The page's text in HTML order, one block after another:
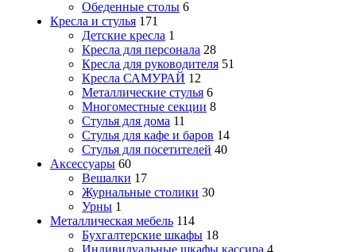
Обеденные столы 6
Кресла и стулья 171
Детские кресла 1
Кресла для персонала 28
Кресла для руководителя 51
Кресла САМУРАЙ 12
Металлические стулья 6
Многоместные секции 8
Стулья для дома 11
Стулья для кафе и баров 14
Стулья для посетителей 40
Аксессуары 60
Вешалки 17
Журнальные столики 30
Урны 1
Металлическая мебель 114
Бухгалтерские шкафы 18
Индивидуальные шкафы кассира 4